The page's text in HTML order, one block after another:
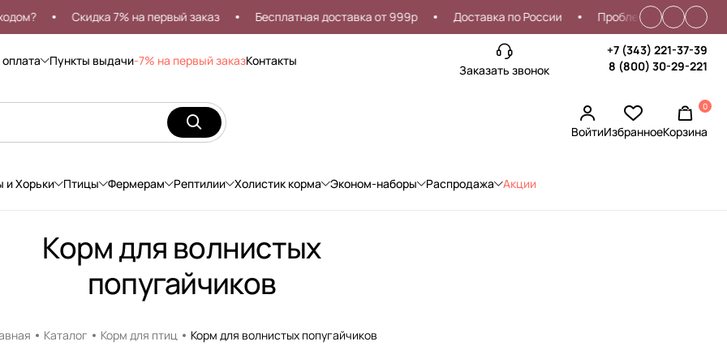
Скидка 7% на первый заказ Бесплатная доставка от 999р Доставка по России Проблемы со входом?
Пункты выдачи-7% на первый заказКонтакты
Заказать звонок
+7 (343) 221-37-39
8 (800) 30-29-221
ВойтиИзбранное
0
Корзина
и Хорьки Птицы Фермерам Рептилии Холистик корма Эконом-наборы Распродажа Акции
Корм для волнистых
попугайчиков
Каталог Корм для птиц Корм для волнистых попугайчиков